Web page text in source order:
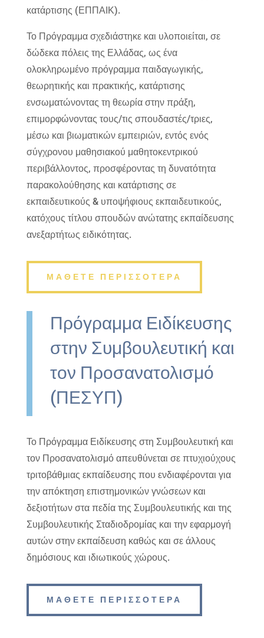
κατάρτισης (ΕΠΠΑΙΚ).
Το Πρόγραμμα σχεδιάστηκε και υλοποιείται, σε
δώδεκα πόλεις της Ελλάδας, ως ένα
ολοκληρωμένο πρόγραμμα παιδαγωγικής,
θεωρητικής και πρακτικής, κατάρτισης
ενσωματώνοντας τη θεωρία στην πράξη,
επιμορφώνοντας τους/τις σπουδαστές/τριες,
μέσω και βιωματικών εμπειριών, εντός ενός
σύγχρονου μαθησιακού μαθητοκεντρικού
περιβάλλοντος, προσφέροντας τη δυνατότητα
παρακολούθησης και κατάρτισης σε
εκπαιδευτικούς & υποψήφιους εκπαιδευτικούς,
κατόχους τίτλου σπουδών ανώτατης εκπαίδευσης
ανεξαρτήτως ειδικότητας.
ΜΑΘΕΤΕ ΠΕΡΙΣΣΟΤΕΡΑ
Πρόγραμμα Ειδίκευσης
στην Συμβουλευτική και
τον Προσανατολισμό
(ΠΕΣΥΠ)
Το Πρόγραμμα Ειδίκευσης στη Συμβουλευτική και
τον Προσανατολισμό απευθύνεται σε πτυχιούχους
τριτοβάθμιας εκπαίδευσης που ενδιαφέρονται για
την απόκτηση επιστημονικών γνώσεων και
δεξιοτήτων στα πεδία της Συμβουλευτικής και της
Συμβουλευτικής Σταδιοδρομίας και την εφαρμογή
αυτών στην εκπαίδευση καθώς και σε άλλους
δημόσιους και ιδιωτικούς χώρους.
ΜΑΘΕΤΕ ΠΕΡΙΣΣΟΤΕΡΑ